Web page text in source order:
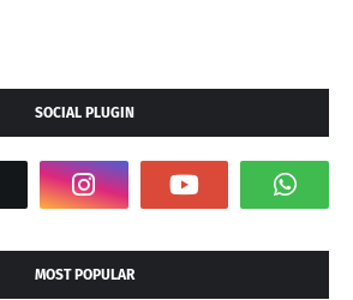
SOCIAL PLUGIN
MOST POPULAR